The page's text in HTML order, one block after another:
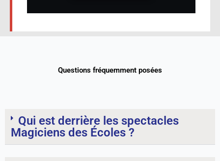
Questions fréquemment posées
Qui est derrière les spectacles
Magiciens des Écoles ?